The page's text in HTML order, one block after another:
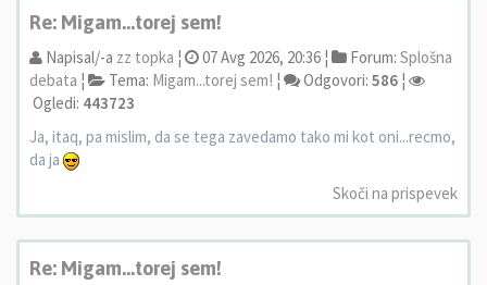
Re: Migam...torej sem!
Napisal/-a zz topka ¦ 07 Avg 2026, 20:36 ¦ Forum: Splošna
debata ¦ Tema: Migam...torej sem! ¦ Odgovori: 586 ¦
Ogledi: 443723
Ja, itaq, pa mislim, da se tega zavedamo tako mi kot oni...recmo,
da ja
Skoči na prispevek
Re: Migam...torej sem!